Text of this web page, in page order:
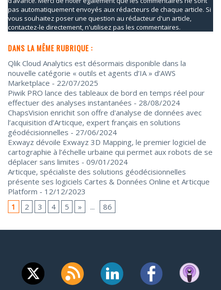
pas automatiquement envoyés aux rédacteurs de chaque article. Si
vous souhaitez poser une question au rédacteur d'un article,
contactez-le directement, n'utilisez pas les commentaires.
DANS LA MÊME RUBRIQUE :
Qlik Cloud Analytics est désormais disponible dans la
nouvelle catégorie « outils et agents d’IA » d’AWS
Marketplace - 22/07/2025
Piwik PRO lance des tableaux de bord en temps réel pour
effectuer des analyses instantanées - 28/08/2024
ChapsVision enrichit son offre d'analyse de données avec
l’acquisition d’Articque, expert français en solutions
géodécisionnelles - 27/06/2024
Exwayz dévoile Exwayz 3D Mapping, le premier logiciel de
cartographie à l’échelle urbaine qui permet aux robots de se
déplacer sans limites - 09/01/2024
Articque, spécialiste des solutions géodécisionnelles
présente ses logiciels Cartes & Données Online et Articque
Platform - 12/12/2023
1
2 3 4 5 » ... 86